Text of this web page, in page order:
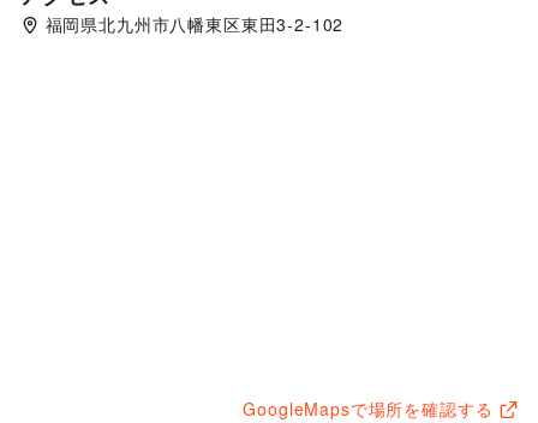
福岡県北九州市八幡東区東田3-2-102
GoogleMapsで場所を確認する